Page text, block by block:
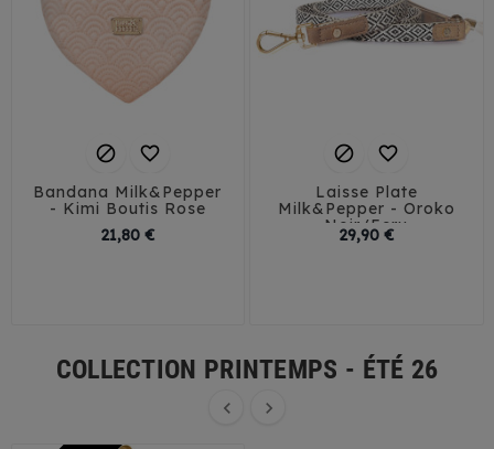
 
Bandana Milk&Pepper
- Kimi Boutis Rose
21,80 €Prix
 
Laisse Plate
Milk&Pepper - Oroko
Noir/Ecru
29,90 €Prix
COLLECTION PRINTEMPS - ÉTÉ 26
 